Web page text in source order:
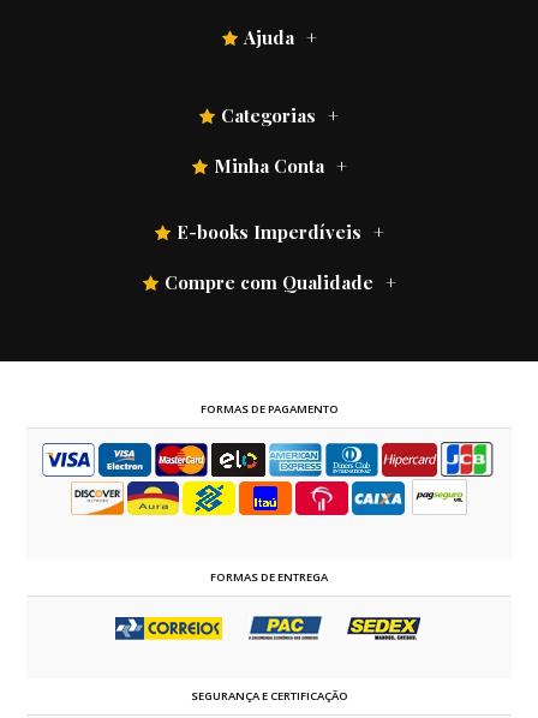
Ajuda
Categorias
Minha Conta
E-books Imperdíveis
Compre com Qualidade
FORMAS DE PAGAMENTO
FORMAS DE ENTREGA
SEGURANÇA E CERTIFICAÇÃO